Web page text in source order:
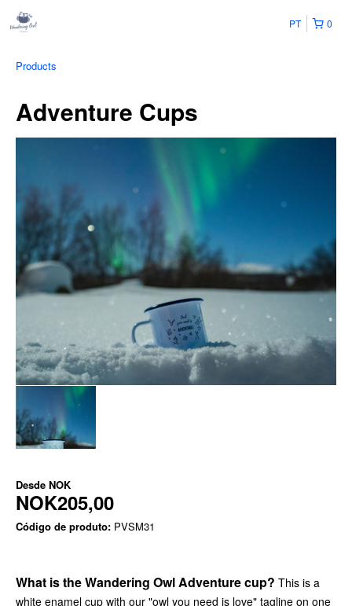
0
PT
Products
Adventure Cups
Desde NOK
NOK205,00
Código de produto: PVSM31
What is the Wandering Owl Adventure cup? This is a
white enamel cup with our "owl you need is love" tagline on one